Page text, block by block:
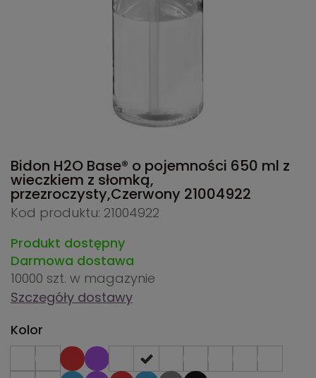
Bidon H2O Base® o pojemności 650 ml z
wieczkiem z słomką,
przezroczysty,Czerwony 21004922
Kod produktu: 21004922
Produkt dostępny
Darmowa dostawa
10000 szt. w magazynie
Szczegóły dostawy
Kolor